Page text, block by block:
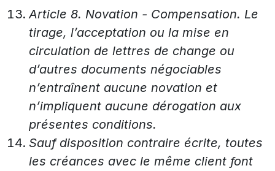
Article 8. Novation - Compensation. Le
tirage, l’acceptation ou la mise en
circulation de lettres de change ou
d’autres documents négociables
n’entraînent aucune novation et
n’impliquent aucune dérogation aux
présentes conditions.
Sauf disposition contraire écrite, toutes
les créances avec le même client font